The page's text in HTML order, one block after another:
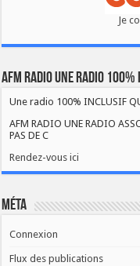
Je
AFM RADIO UNE RADIO 100%
Une radio 100% INCLUSIF
AFM RADIO UNE RADIO
PAS DE C
Rendez-vous ici
Méta
Connexion
Flux des publications